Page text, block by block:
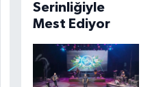
Serinliğiyle
Mest Ediyor